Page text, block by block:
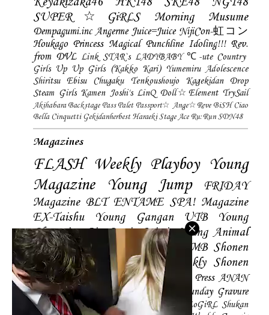
SUPER☆GiRLS
Morning Musume
Dempagumi.inc Angerme Juice=Juice NijiCon-虹コン
Houkago Princess Magical Punchline Idoling!!! Rev.
from DVL Link STAR`s LADYBABY ℃-ute Country
Girls Up Up Girls (Kakko Kari) Yumemiru Adolescence
Shiritsu Ebisu Chugaku
Tenkoushoujo Kagekidan
Drop
Steam Girls Kamen Joshi's LinQ Doll☆Element TrySail
Akihabara Backstage Pass Palet Passport☆ Ange☆Reve BiSH Ciao
Bella Cinquetti Gekidanherbest Haraeki Stage Ace Ru:Run SDN48
Magazines
FLASH Weekly Playboy Young
Magazine
Young Jump
FRIDAY
Magazine BLT ENTAME SPA! Magazine
EX-Taishu
Young Gangan UTB
Young
Champion Big Comic Spirtis Young Animal
Shonen Magazine
BUBKA BOMB Shonen
Champion Manga Action
Weekly Shonen
Sunday
Photobooks BRODY Hustle Press ANAN
Magazine SMART Magazine Young Sunday Gravure
The Television
CD&DL My Girl Daily LoGiRL Shukan